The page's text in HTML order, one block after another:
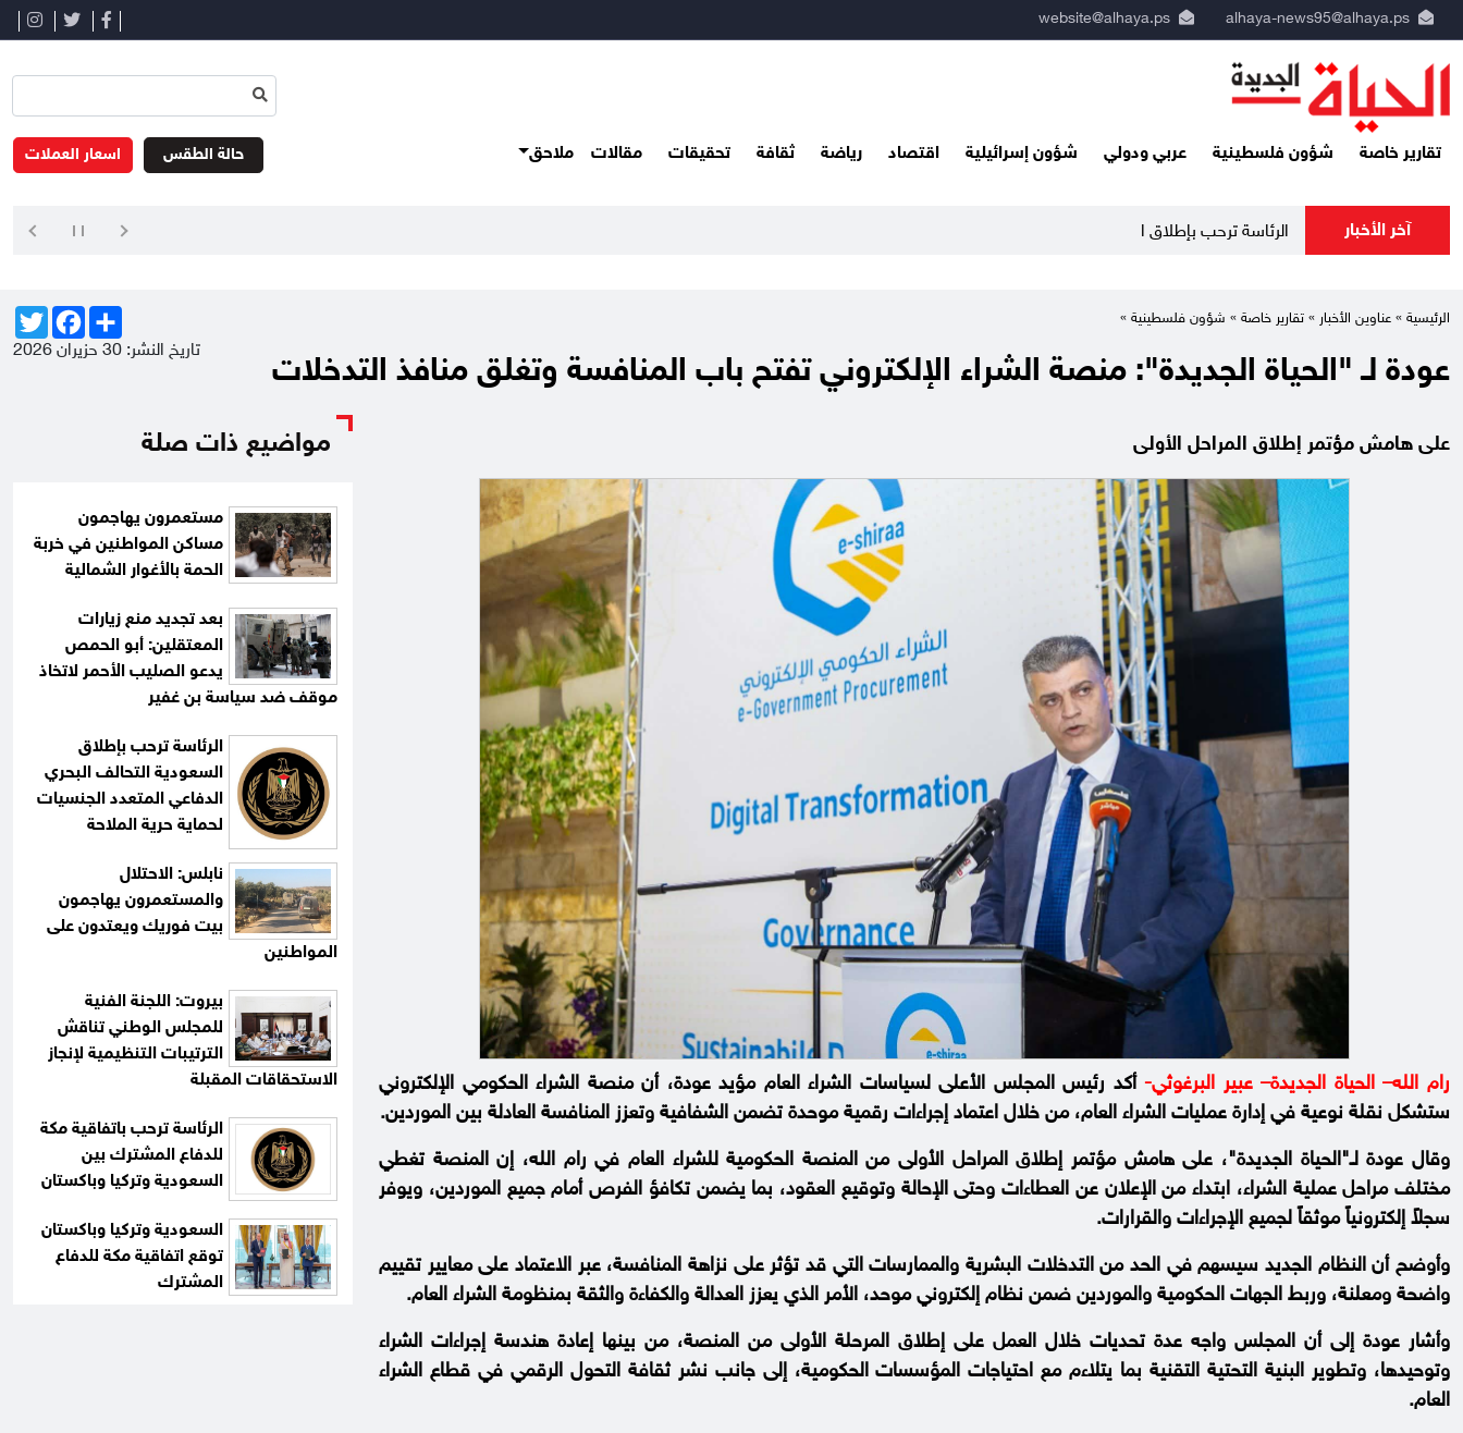
alhaya-news95@alhaya.ps
website@alhaya.ps
تقارير خاصة شؤون فلسطينية عربي ودولي شؤون إسرائيلية اقتصاد رياضة ثقافة تحقيقات مقالات ملاحق اسعار العملات حالة الطقس
آخر الأخبار الرئاسة ترحب بإطلاق السعودية التحا
الرئيسية » عناوين الأخبار » تقارير خاصة » شؤون فلسطينية »
FacebookShare
تاريخ النشر: 30 حزيران 2026
عودة لـ "الحياة الجديدة": منصة الشراء الإلكتروني تفتح باب المنافسة وتغلق منافذ التدخلات
على هامش مؤتمر إطلاق المراحل الأولى
رام الله– الحياة الجديدة– عبير البرغوثي-أكد رئيس المجلس الأعلى لسياسات الشراء العام مؤيد عودة، أن منصة الشراء الحكومي الإلكتروني
ستشكل نقلة نوعية في إدارة عمليات الشراء العام، من خلال اعتماد إجراءات رقمية موحدة تضمن الشفافية وتعزز المنافسة العادلة بين الموردين.
وقال عودة لـ"الحياة الجديدة"، على هامش مؤتمر إطلاق المراحل الأولى من المنصة الحكومية للشراء العام في رام الله، إن المنصة تغطي
مختلف مراحل عملية الشراء، ابتداء من الإعلان عن العطاءات وحتى الإحالة وتوقيع العقود، بما يضمن تكافؤ الفرص أمام جميع الموردين، ويوفر
سجلاً إلكترونياً موثقاً لجميع الإجراءات والقرارات.
وأوضح أن النظام الجديد سيسهم في الحد من التدخلات البشرية والممارسات التي قد تؤثر على نزاهة المنافسة، عبر الاعتماد على معايير تقييم
واضحة ومعلنة، وربط الجهات الحكومية والموردين ضمن نظام إلكتروني موحد، الأمر الذي يعزز العدالة والكفاءة والثقة بمنظومة الشراء العام.
وأشار عودة إلى أن المجلس واجه عدة تحديات خلال العمل على إطلاق المرحلة الأولى من المنصة، من بينها إعادة هندسة إجراءات الشراء
وتوحيدها، وتطوير البنية التحتية التقنية بما يتلاءم مع احتياجات المؤسسات الحكومية، إلى جانب نشر ثقافة التحول الرقمي في قطاع الشراء
العام.
مواضيع ذات صلة
مستعمرون يهاجمون
مساكن المواطنين في خربة
الحمة بالأغوار الشمالية
بعد تجديد منع زيارات
المعتقلين: أبو الحمص
يدعو الصليب الأحمر لاتخاذ
موقف ضد سياسة بن غفير
الرئاسة ترحب بإطلاق
السعودية التحالف البحري
الدفاعي المتعدد الجنسيات
لحماية حرية الملاحة
نابلس: الاحتلال
والمستعمرون يهاجمون
بيت فوريك ويعتدون على
المواطنين
بيروت: اللجنة الفنية
للمجلس الوطني تناقش
الترتيبات التنظيمية لإنجاز
الاستحقاقات المقبلة
الرئاسة ترحب باتفاقية مكة
للدفاع المشترك بين
السعودية وتركيا وباكستان
السعودية وتركيا وباكستان
توقع اتفاقية مكة للدفاع
المشترك